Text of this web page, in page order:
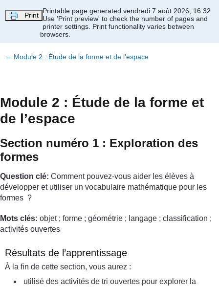
Print
Printable page generated vendredi 7 août 2026, 16:32
Use 'Print preview' to check the number of pages and
printer settings. Print functionality varies between
browsers.
← Module 2 : Étude de la forme et de l’espace
Module 2 : Étude de la forme et
de l’espace
Section numéro 1 : Exploration des
formes
Question clé: Comment pouvez-vous aider les élèves à
développer et utiliser un vocabulaire mathématique pour les
formes ?
Mots clés: objet ; forme ; géométrie ; langage ; classification ;
activités ouvertes
Résultats de l’apprentissage
À la fin de cette section, vous aurez :
utilisé des activités de tri ouvertes pour explorer la